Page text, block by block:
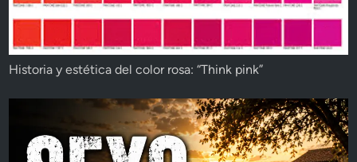
Historia y estética del color rosa: “Think pink”